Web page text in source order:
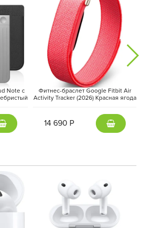
тренинга в беге предлагает 160
программ. 12-минутный тест помогает
физической подготовки, а анализ
каждой тренировки способствует
более эффективно. Для точного
присутствует высококачественный
Note с
Фитнес-браслет Google Fitbit Air
Activity Tracker (2026) Красная ягода
14 690 Р